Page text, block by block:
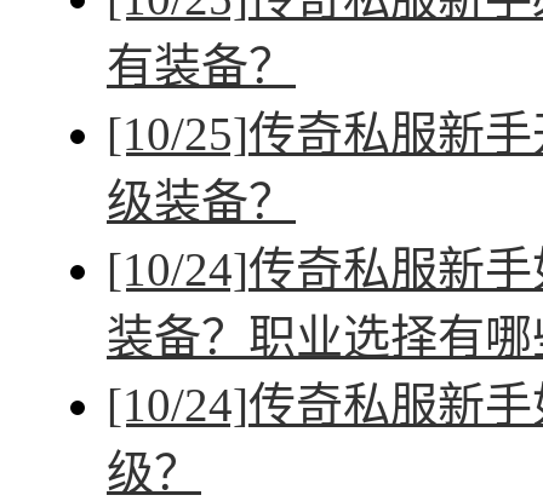
有装备？
[10/25]传奇私服新
级装备？
[10/24]传奇私服新
装备？职业选择有
[10/24]传奇私服新
级？